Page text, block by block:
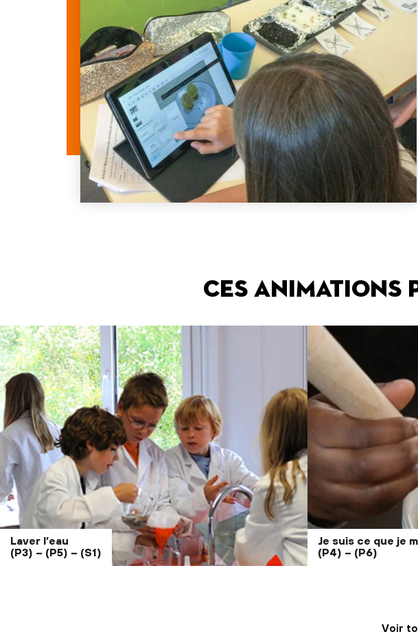
Ces
Laver l’eau
(P3) – (P5) – (S1)
Je suis ce que je
(P4) – (P6)
Voir